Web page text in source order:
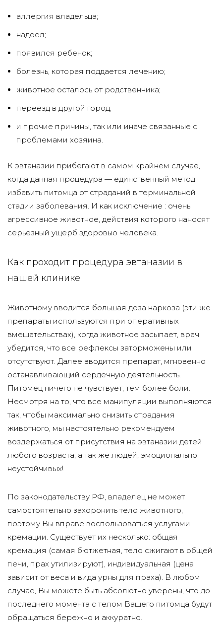
аллергия владельца;
надоел;
появился ребенок;
болезнь, которая поддается лечению;
животное осталось от родственника;
переезд в другой город;
и прочие причины, так или иначе связанные с
проблемами хозяина.
К эвтаназии прибегают в самом крайнем случае,
когда данная процедура — единственный метод
избавить питомца от страданий в терминальной
стадии заболевания. И как исключение : очень
агрессивное животное, действия которого наносят
серьезный ущерб здоровью человека.
Как проходит процедура эвтаназии в
нашей клинике
Животному вводится большая доза наркоза (эти же
препараты используются при оперативных
вмешательствах), когда животное засыпает, врач
убедится, что все рефлексы заторможены или
отсутствуют. Далее вводится препарат, мгновенно
останавливающий сердечную деятельность.
Питомец ничего не чувствует, тем более боли.
Несмотря на то, что все манипуляции выполняются
так, чтобы максимально снизить страдания
животного, мы настоятельно рекомендуем
воздержаться от присутствия на эвтаназии детей
любого возраста, а так же людей, эмоционально
неустойчивых!
По законодательству РФ, владелец не может
самостоятельно захоронить тело животного,
поэтому Вы вправе воспользоваться услугами
кремации. Существует их несколько: общая
кремация (самая бютжетная, тело сжигают в общей
печи, прах утилизируют), индивидуальная (цена
зависит от веса и вида урны для праха). В любом
случае, Вы можете быть абсолютно уверены, что до
последнего момента с телом Вашего питомца будут
обращаться бережно и аккуратно.